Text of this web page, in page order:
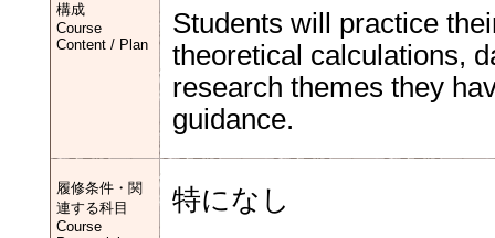
構成
Course
Content / Plan
Students will practice
theoretical calculations,
research themes they
guidance.
履修条件・関
連する科目
Course
特になし